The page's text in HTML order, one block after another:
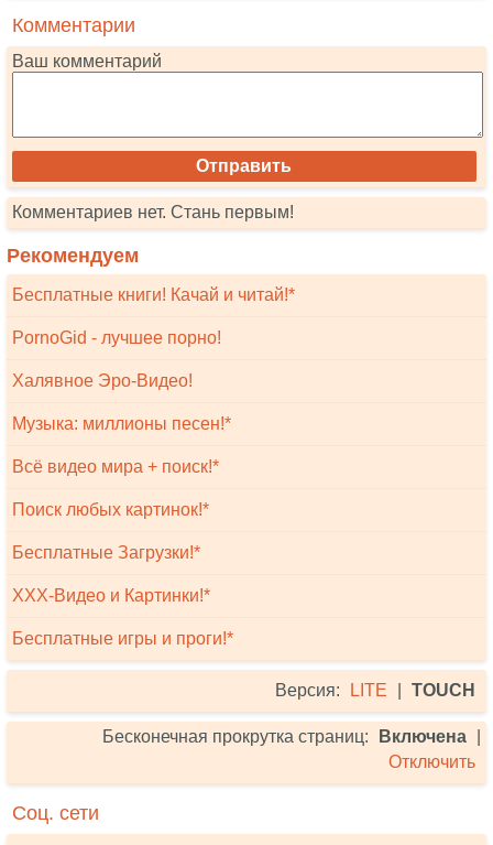
Комментарии
Ваш комментарий
Комментариев нет. Стань первым!
Рекомендуем
Бесплатные книги! Качай и читай!*
PornoGid - лучшее порно!
Халявное Эро-Видео!
Музыка: миллионы песен!*
Всё видео мира + поиск!*
Поиск любых картинок!*
Бесплатные Загрузки!*
XXX-Видео и Картинки!*
Бесплатные игры и проги!*
Версия: LITE TOUCH
Бесконечная прокрутка страниц: Включена
Отключить
Соц. сети